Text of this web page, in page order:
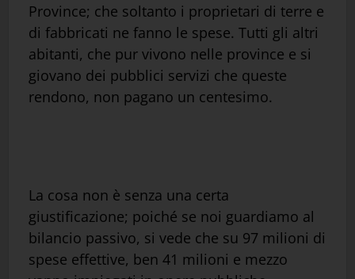
Province; che soltanto i proprietari di terre e
di fabbricati ne fanno le spese. Tutti gli altri
abitanti, che pur vivono nelle province e si
giovano dei pubblici servizi che queste
rendono, non pagano un centesimo.
La cosa non è senza una certa
giustificazione; poiché se noi guardiamo al
bilancio passivo, si vede che su 97 milioni di
spese effettive, ben 41 milioni e mezzo